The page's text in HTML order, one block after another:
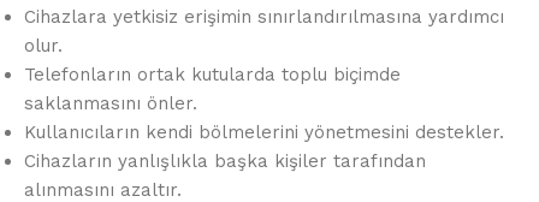
Cihazlara yetkisiz erişimin sınırlandırılmasına yardımcı
olur.
Telefonların ortak kutularda toplu biçimde
saklanmasını önler.
Kullanıcıların kendi bölmelerini yönetmesini destekler.
Cihazların yanlışlıkla başka kişiler tarafından
alınmasını azaltır.